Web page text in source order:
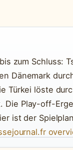
zum Schluss:
Dänemark
Türkei löste
Die Play-off-
ist der